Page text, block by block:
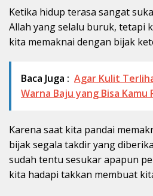
Ketika hidup terasa sangat
Allah yang selalu buruk, tetapi
kita memaknai dengan bijak
Baca Juga : Agar Kulit
Warna Baju yang Bisa Kamu
Karena saat kita pandai
bijak segala takdir yang
sudah tentu sesukar apapun
kita hadapi takkan membuat